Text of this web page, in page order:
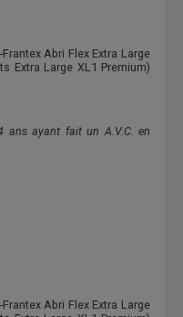
Abri Flex Extra Large
Extra Large XL1 Premium)
ans ayant fait un A.V.C. en
Abri Flex Extra Large